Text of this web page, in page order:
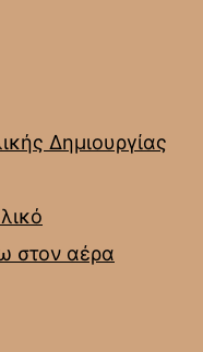
Δημιουργίας
στον αέρα